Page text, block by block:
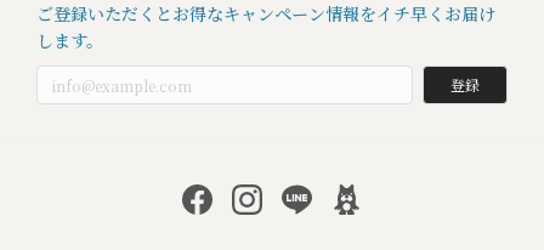
ご登録いただくとお得なキャンペーン情報をイチ早くお届け
します。
登録